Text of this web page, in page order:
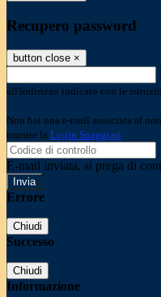
Recupero password
button close ×
all'indirizzo indicato con le
Non hai una e-mail associata al
tramite la Login Spaggiari
E-mail inviata, si prega di
Errore
Chiudi
Successo
Chiudi
Informazione